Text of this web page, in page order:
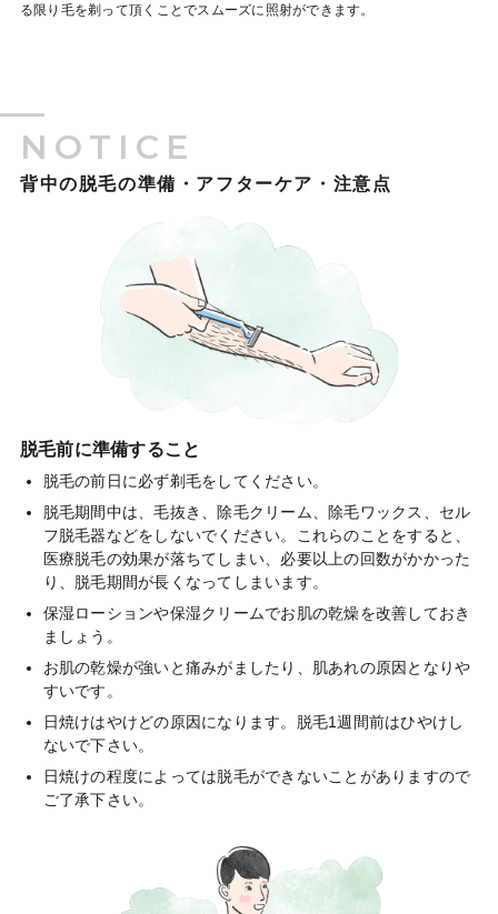
る限り毛を剃って頂くことでスムーズに照射ができます。
NOTICE
背中の脱毛の準備・アフターケア・注意点
脱毛前に準備すること
脱毛の前日に必ず剃毛をしてください。
脱毛期間中は、毛抜き、除毛クリーム、除毛ワックス、セル
フ脱毛器などをしないでください。これらのことをすると、
医療脱毛の効果が落ちてしまい、必要以上の回数がかかった
り、脱毛期間が長くなってしまいます。
保湿ローションや保湿クリームでお肌の乾燥を改善しておき
ましょう。
お肌の乾燥が強いと痛みがましたり、肌あれの原因となりや
すいです。
日焼けはやけどの原因になります。脱毛1週間前はひやけし
ないで下さい。
日焼けの程度によっては脱毛ができないことがありますので
ご了承下さい。